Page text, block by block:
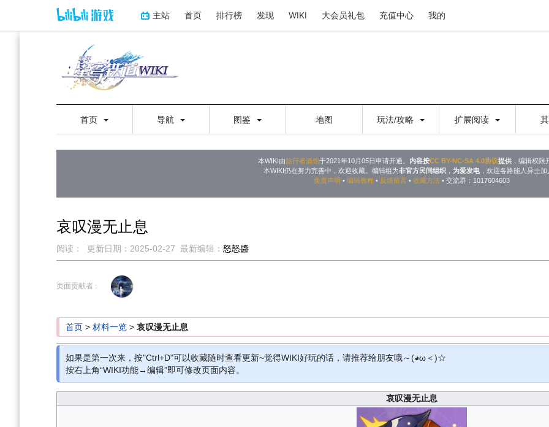
主站 首页 排行榜 发现 WIKI 大会员礼包 充值中心 我的
首页 导航 图鉴 地图 玩法/攻略 扩展阅读
本WIKI由旅行者酒馆于2021年10月05日申请开通。 内容按CC BY-NC-SA 4.0协议提供 ，编辑权限
本WIKI仍在努力完善中，欢迎收藏。编辑组为非官方民间组织， 为爱发电，欢迎各路能人异士加
免责声明 • 编辑教程 • 反馈留言 • 收藏方法 • 交流群：1017604603
哀叹漫无止息
阅读： 更新日期： 2025-02-27 最新编辑： 怒怒醬
到
到
页面贡献者 :
首页 > 材料一览 > 哀叹漫无止息
如果是第一次来，按"Ctrl+D"可以收藏随时查看更新~觉得WIKI好玩的话，请推荐给朋友哦～(◕ω＜)☆
按右上角“WIKI功能→编辑”即可修改页面内容。
哀叹漫无止息